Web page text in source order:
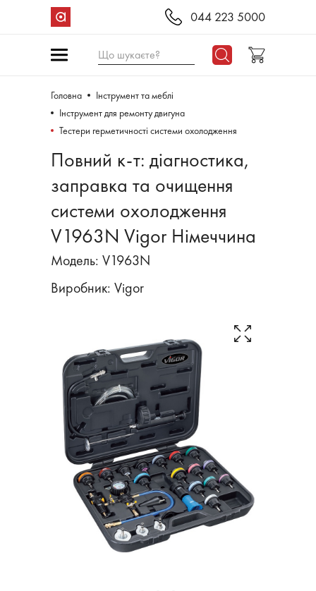
044 223 5000
Що шукаєте?
Головна
Інструмент та меблі
Інструмент для ремонту двигуна
Тестери герметичності системи охолодження
Повний к-т: діагностика,
заправка та очищення
системи охолодження
V1963N Vigor Німеччина
Модель: V1963N
Виробник: Vigor